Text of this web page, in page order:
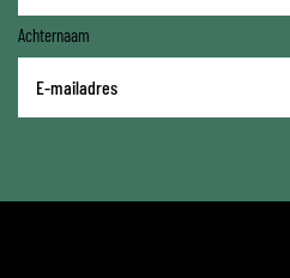
Achternaam
mailadres